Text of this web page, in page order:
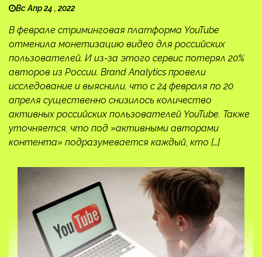
Вс Апр 24 , 2022
В феврале стриминговая платформа YouTube
отменила монетизацию видео для российских
пользователей. И из-за этого сервис потерял 20%
авторов из России. Вrand Analytics провели
исследование и выяснили, что с 24 февраля по 20
апреля существенно снизилось количество
активных российских пользователей YouTube. Также
уточняется, что под »активными авторами
контента» подразумевается каждый, кто […]